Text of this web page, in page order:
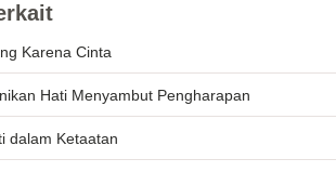
Karena Cinta
Hati Menyambut Pengharapan
dalam Ketaatan